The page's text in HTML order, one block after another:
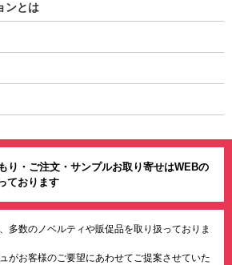
ンとは
り・ご注文・サンプルお取り寄せはWEBの
ております
多数のノベルティや販促品を取り扱っておりま
がお客様のご要望にあわせてご提案させていた